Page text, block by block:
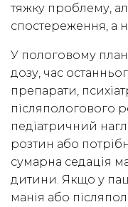
тяжку проблему,
спостереження, а
У пологовому
дозу, час
препарати,
післяпологового
педіатричний
розтин або
сумарна седація
дитини. Якщо у
манія або